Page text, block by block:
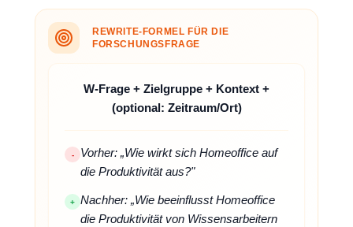
REWRITE-FORMEL FÜR DIE
FORSCHUNGSFRAGE
W-Frage + Zielgruppe + Kontext +
(optional: Zeitraum/Ort)
-
Vorher: „Wie wirkt sich Homeoffice auf
die Produktivität aus?"
+
Nachher: „Wie beeinflusst Homeoffice
die Produktivität von Wissensarbeitern